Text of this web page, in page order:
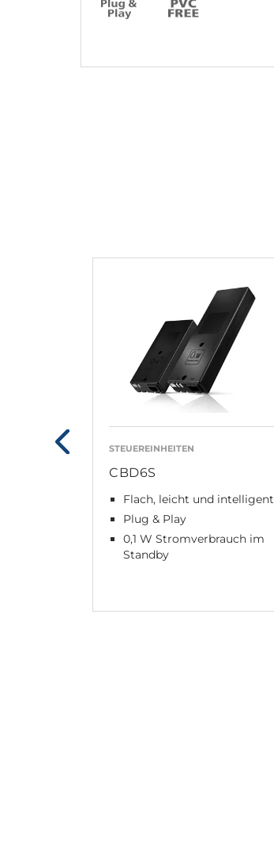
STEUEREINHEITEN
CBD6S
Flach, leicht und intelligent
Plug & Play
0,1 W Stromverbrauch im
Standby